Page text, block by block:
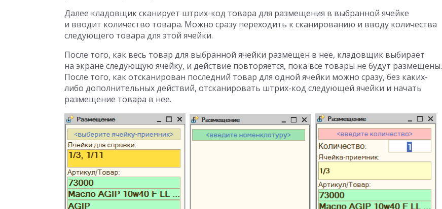
Далее кладовщик сканирует штрих-код товара для размещения в выбранной ячейке
и вводит количество товара. Можно сразу переходить к сканированию и вводу количества
следующего товара для этой ячейки.
После того, как весь товар для выбранной ячейки размещен в нее, кладовщик выбирает
на экране следующую ячейку, и действие повторяется, пока все товары не будут размещены.
После того, как отсканирован последний товар для одной ячейки можно сразу, без каких-
либо дополнительных действий, отсканировать штрих-код следующей ячейки и начать
размещение товара в нее.